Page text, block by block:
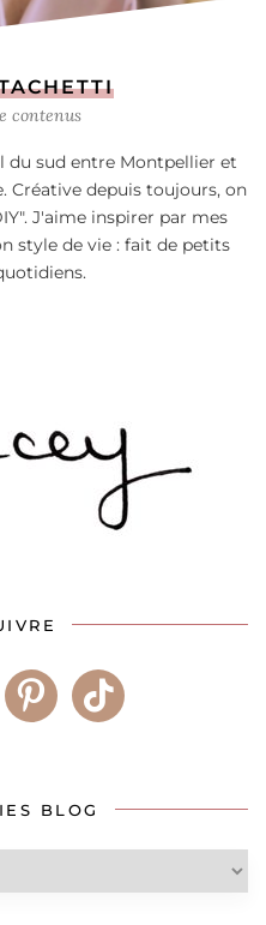
contenus
du sud entre Montpellier et
Créative depuis toujours, on
J'aime inspirer par mes
style de vie : fait de petits
pinteresttiktok
BLOG